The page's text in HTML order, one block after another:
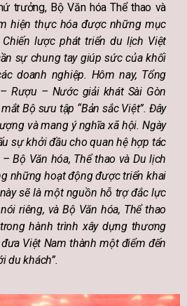
trưởng, Bộ Văn hóa Thể thao và
hiện thực hóa được những mục
lược phát triển du lịch Việt
sự chung tay giúp sức của khối
doanh nghiệp. Hôm nay, Tổng
Rượu – Nước giải khát Sài Gòn
Bộ sưu tập “Bản sắc Việt”. Đây
và mang ý nghĩa xã hội. Ngày
sự khởi đầu cho quan hệ hợp tác
Bộ Văn hóa, Thể thao và Du lịch
những hoạt động được triển khai
sẽ là một nguồn hỗ trợ đắc lực
riêng, và Bộ Văn hóa, Thể thao
hành trình xây dựng thương
Việt Nam thành một điểm đến
du khách”.